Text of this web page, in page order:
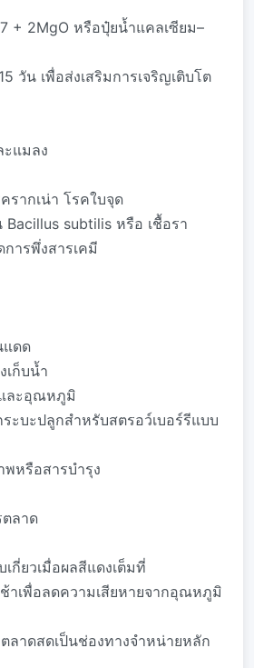
+ 2MgO หรือปุ๋ยน้ำแคลเซียม–
วัน เพื่อส่งเสริมการเจริญเติบโต
ะแมลง
รากเน่า โรคใบจุด
subtilis หรือ เชื้อรา
ารพึ่งสารเคมี
แดด
เก็บน้ำ
ละอุณหภูมิ
ะบะปลูกสำหรับสตรอว์เบอร์รีแบบ
หรือสารบำรุง
ตลาด
เกี่ยวเมื่อผลสีแดงเต็มที่
าเพื่อลดความเสียหายจากอุณหภูมิ
ลาดสดเป็นช่องทางจำหน่ายหลัก